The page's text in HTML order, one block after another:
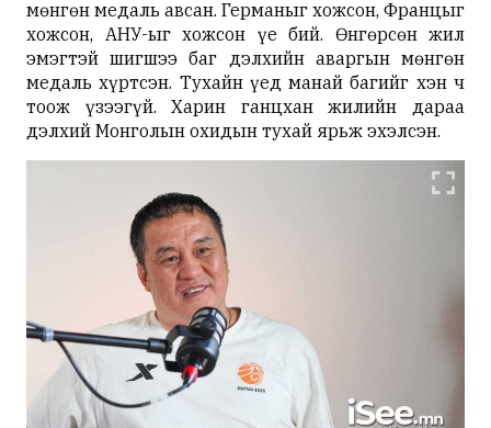
мөнгөн медаль авсан. Германыг хожсон, Францыг
хожсон, АНУ-ыг хожсон үе бий. Өнгөрсөн жил
эмэгтэй шигшээ баг дэлхийн аваргын мөнгөн
медаль хүртсэн. Тухайн үед манай багийг хэн ч
тоож үзээгүй. Харин ганцхан жилийн дараа
дэлхий Монголын охидын тухай ярьж эхэлсэн.